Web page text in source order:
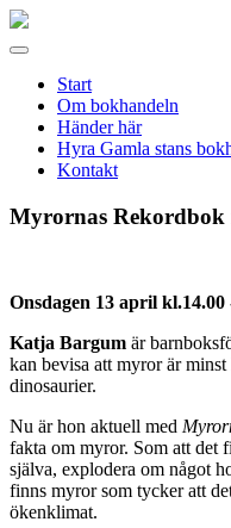
Gamla
Meny
Start
Om bokhandeln
Händer här
Hyra Gamla stans
Kontakt
Myrornas Rekordbok
Onsdagen 13 april kl.14.00
Katja Bargum är
kan bevisa att myror är
dinosaurier.
Nu är hon aktuell med
fakta om myror. Som att det
själva, explodera om något
finns myror som tycker att
ökenklimat.